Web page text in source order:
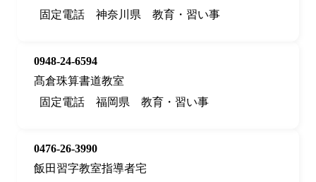
固定電話
神奈川県 教育・習い事
0948-24-6594
髙倉珠算書道教室
固定電話
福岡県 教育・習い事
0476-26-3990
飯田習字教室指導者宅